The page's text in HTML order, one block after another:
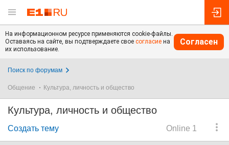
На информационном ресурсе применяются cookie-файлы.
Оставаясь на сайте, вы подтверждаете свое согласие на
их использование.
Согласен
Поиск по форумам
Общение Культура, личность и общество
Культура, личность и общество
Online 1
Создать тему